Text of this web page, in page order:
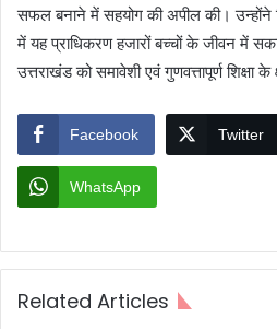
सफल बनाने में सहयोग की अपील की। उन्होंने
में यह प्राधिकरण हजारों बच्चों के जीवन में
उत्तराखंड को समावेशी एवं गुणवत्तापूर्ण शिक्षा
Facebook Twitter
WhatsApp
Related Articles